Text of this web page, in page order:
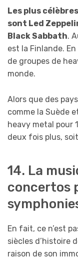
Les plus
sont Led
Black Sabbath.
est la Finlande.
de groupes de
monde.
Alors que des
comme la Suède
heavy metal pour
deux fois plus,
14. La
concertos
En fait, ce n’est
siècles d’histoire
raison de son